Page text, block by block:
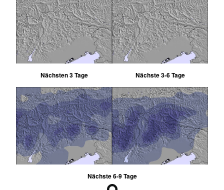
Nächsten 3 Tage Nächste 3-6 Tage
Nächste 6-9 Tage